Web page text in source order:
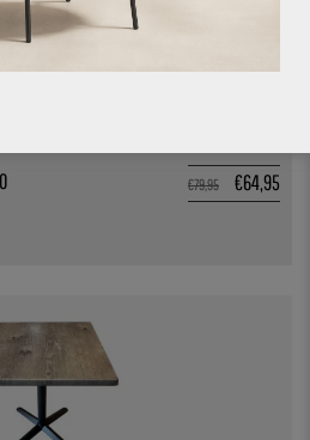
€79,95 €64,95